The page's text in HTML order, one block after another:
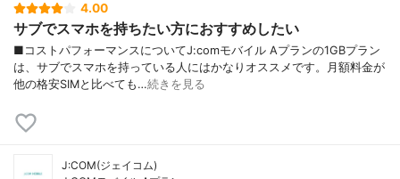
4.00
サブでスマホを持ちたい方におすすめしたい
■コストパフォーマンスについてJ:comモバイル Aプランの1GBプラン
は、サブでスマホを持っている人にはかなりオススメです。月額料金が
他の格安SIMと比べても…続きを見る
J:COM(ジェイコム)